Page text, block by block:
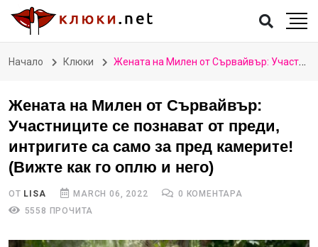
Начало Клюки Жената на Милен от Сървайвър: Участниците се познават от преди, интригите са само за пред камерите! (Вижте как го оплю и него)
Жената на Милен от Сървайвър:
Участниците се познават от преди,
интригите са само за пред камерите!
(Вижте как го оплю и него)
ОТ LISA MARCH 06, 2022
0 КОМЕНТАРА
5558 ПРОЧИТА